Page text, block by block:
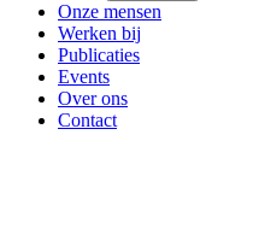
Onze mensen
Werken bij
Publicaties
Events
Over ons
Contact